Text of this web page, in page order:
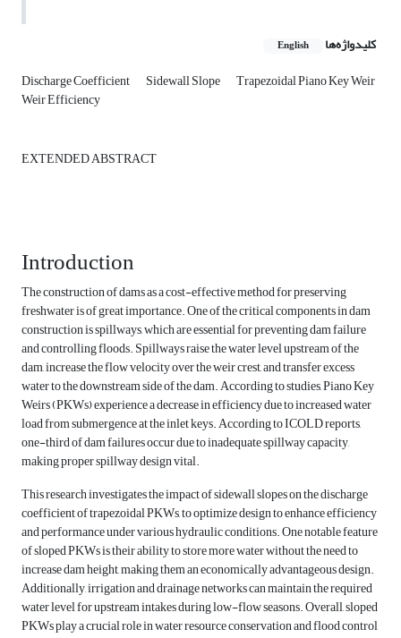
کلیدواژه‌ها English
Discharge Coefficient Sidewall Slope Trapezoidal Piano Key Weir
Weir Efficiency
EXTENDED ABSTRACT
Introduction
The construction of dams as a cost-effective method for preserving
freshwater is of great importance. One of the critical components in dam
construction is spillways, which are essential for preventing dam failure
and controlling floods. Spillways raise the water level upstream of the
dam, increase the flow velocity over the weir crest, and transfer excess
water to the downstream side of the dam. According to studies, Piano Key
Weirs (PKWs) experience a decrease in efficiency due to increased water
load from submergence at the inlet keys. According to ICOLD reports,
one-third of dam failures occur due to inadequate spillway capacity,
making proper spillway design vital.
This research investigates the impact of sidewall slopes on the discharge
coefficient of trapezoidal PKWs, to optimize design to enhance efficiency
and performance under various hydraulic conditions. One notable feature
of sloped PKWs is their ability to store more water without the need to
increase dam height, making them an economically advantageous design.
Additionally, irrigation and drainage networks can maintain the required
water level for upstream intakes during low-flow seasons. Overall, sloped
PKWs play a crucial role in water resource conservation and flood control